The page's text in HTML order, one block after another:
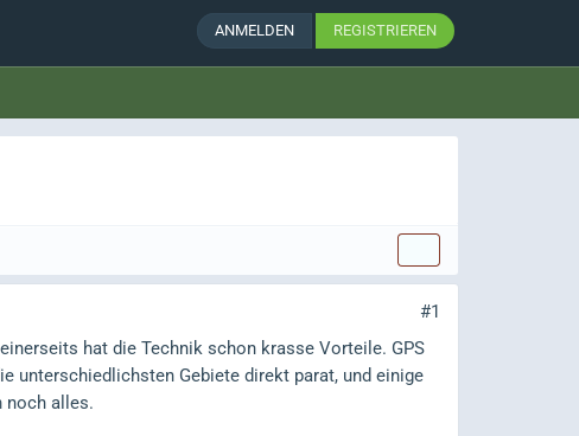
ANMELDEN REGISTRIEREN
#1
hat die Technik schon krasse Vorteile. GPS
unterschiedlichsten Gebiete direkt parat, und einige
noch alles.